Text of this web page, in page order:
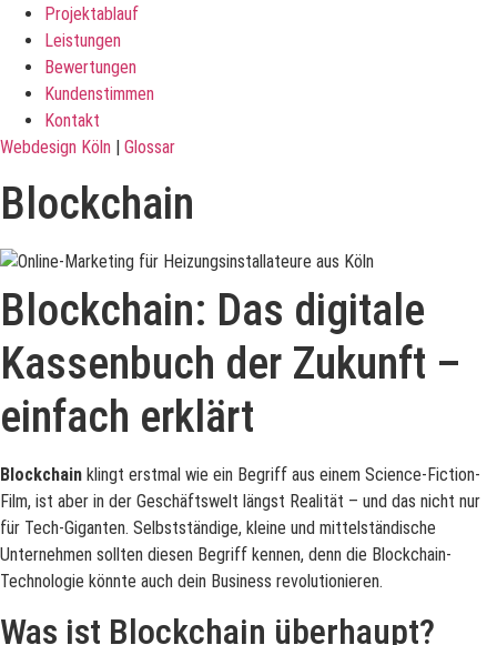
Projektablauf
Leistungen
Bewertungen
Kundenstimmen
Kontakt
Webdesign Köln
Glossar
Blockchain
Blockchain: Das digitale
Kassenbuch der Zukunft –
einfach erklärt
Blockchain klingt erstmal wie ein Begriff aus einem Science-Fiction-
Film, ist aber in der Geschäftswelt längst Realität – und das nicht nur
für Tech-Giganten. Selbstständige, kleine und mittelständische
Unternehmen sollten diesen Begriff kennen, denn die Blockchain-
Technologie könnte auch dein Business revolutionieren.
Was ist Blockchain überhaupt?